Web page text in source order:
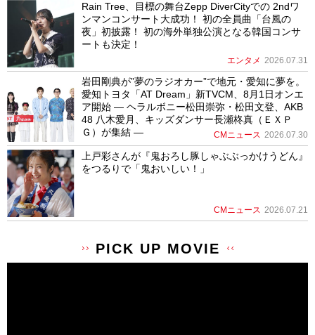
Rain Tree、目標の舞台Zepp DiverCityでの 2ndワ
ンマンコンサート大成功！ 初の全員曲「台風の
夜」初披露！ 初の海外単独公演となる韓国コンサ
ートも決定！
エンタメ 2026.07.31
岩田剛典が”夢のラジオカー”で地元・愛知に夢を。
愛知トヨタ「AT Dream」新TVCM、8月1日オンエ
ア開始 ― ヘラルボニー松田崇弥・松田文登、AKB
48 八木愛月、キッズダンサー長瀬柊真（ＥＸＰ
Ｇ）が集結 ―
CMニュース 2026.07.30
上戸彩さんが『鬼おろし豚しゃぶぶっかけうどん』
をつるりで「鬼おいしい！」
CMニュース 2026.07.21
PICK UP MOVIE